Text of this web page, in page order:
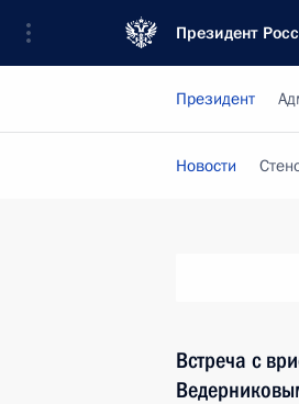
Президент
Президент
Новости
Встреча с